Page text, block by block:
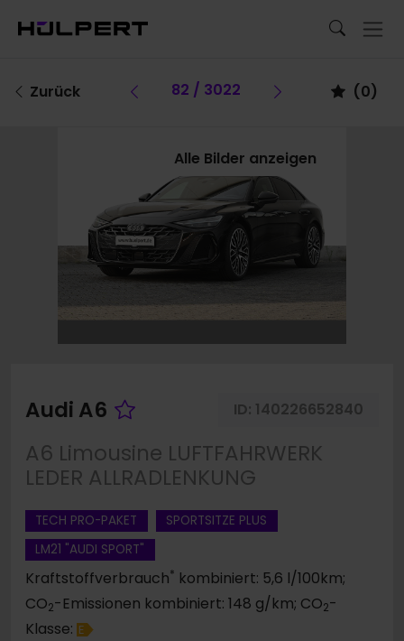
Zurück Vorheriges Fahrzeug
82 / 3022 Vorheriges
(0)
Alle Bilder anzeigen
Audi A6 Fahrzeug merken
ID: 140226652840
A6 Limousine LUFTFAHRWERK
LEDER ALLRADLENKUNG
TECH PRO-PAKET
SPORTSITZE PLUS
LM21 "AUDI SPORT"
Kraftstoffverbrauch* kombiniert: 5,6 l/100km;
CO2-Emissionen kombiniert: 148 g/km; CO2-
Klasse: E